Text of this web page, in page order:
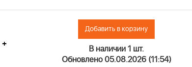
49
52
53
+
Добавить в корзину
В наличии 1 шт.
Обновлено 05.08.2026 (11:54)